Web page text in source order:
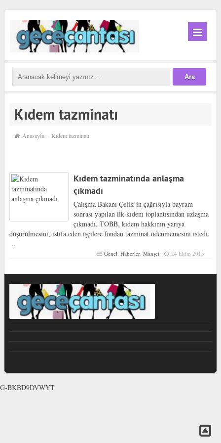
Kıdem tazminatı
Anasayfa ›› Kıdem tazminatı
Kıdem tazminatında anlaşma
çıkmadı
Çalışma Bakanı Çelik’in çağrısıyla bayram
sonrası yapılan ilk kıdem toplantısından uzlaşma
çıkmadı. TOBB, kıdem hakkının yarıya
düşürülmesini, istifa eden işçilere fondan tazminat ödenmemesini istedi.
..
Genel ,Haberler ,Manşet 24 Ekim 2013
G-BKBD9DVWYT